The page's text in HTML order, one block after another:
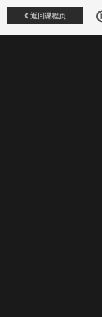
返回课程页